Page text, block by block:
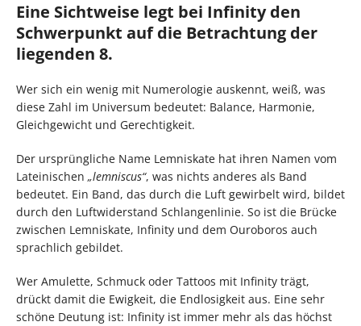
Eine Sichtweise legt bei Infinity den
Schwerpunkt auf die Betrachtung der
liegenden 8.
Wer sich ein wenig mit Numerologie auskennt, weiß, was
diese Zahl im Universum bedeutet: Balance, Harmonie,
Gleichgewicht und Gerechtigkeit.
Der ursprüngliche Name Lemniskate hat ihren Namen vom
Lateinischen „lemniscus“, was nichts anderes als Band
bedeutet. Ein Band, das durch die Luft gewirbelt wird, bildet
durch den Luftwiderstand Schlangenlinie. So ist die Brücke
zwischen Lemniskate, Infinity und dem Ouroboros auch
sprachlich gebildet.
Wer Amulette, Schmuck oder Tattoos mit Infinity trägt,
drückt damit die Ewigkeit, die Endlosigkeit aus. Eine sehr
schöne Deutung ist: Infinity ist immer mehr als das höchst